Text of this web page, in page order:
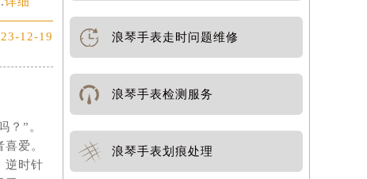
12-19
？”。
爱。
逆时针
浪琴手表走时问题维修
浪琴手表检测服务
浪琴手表划痕处理